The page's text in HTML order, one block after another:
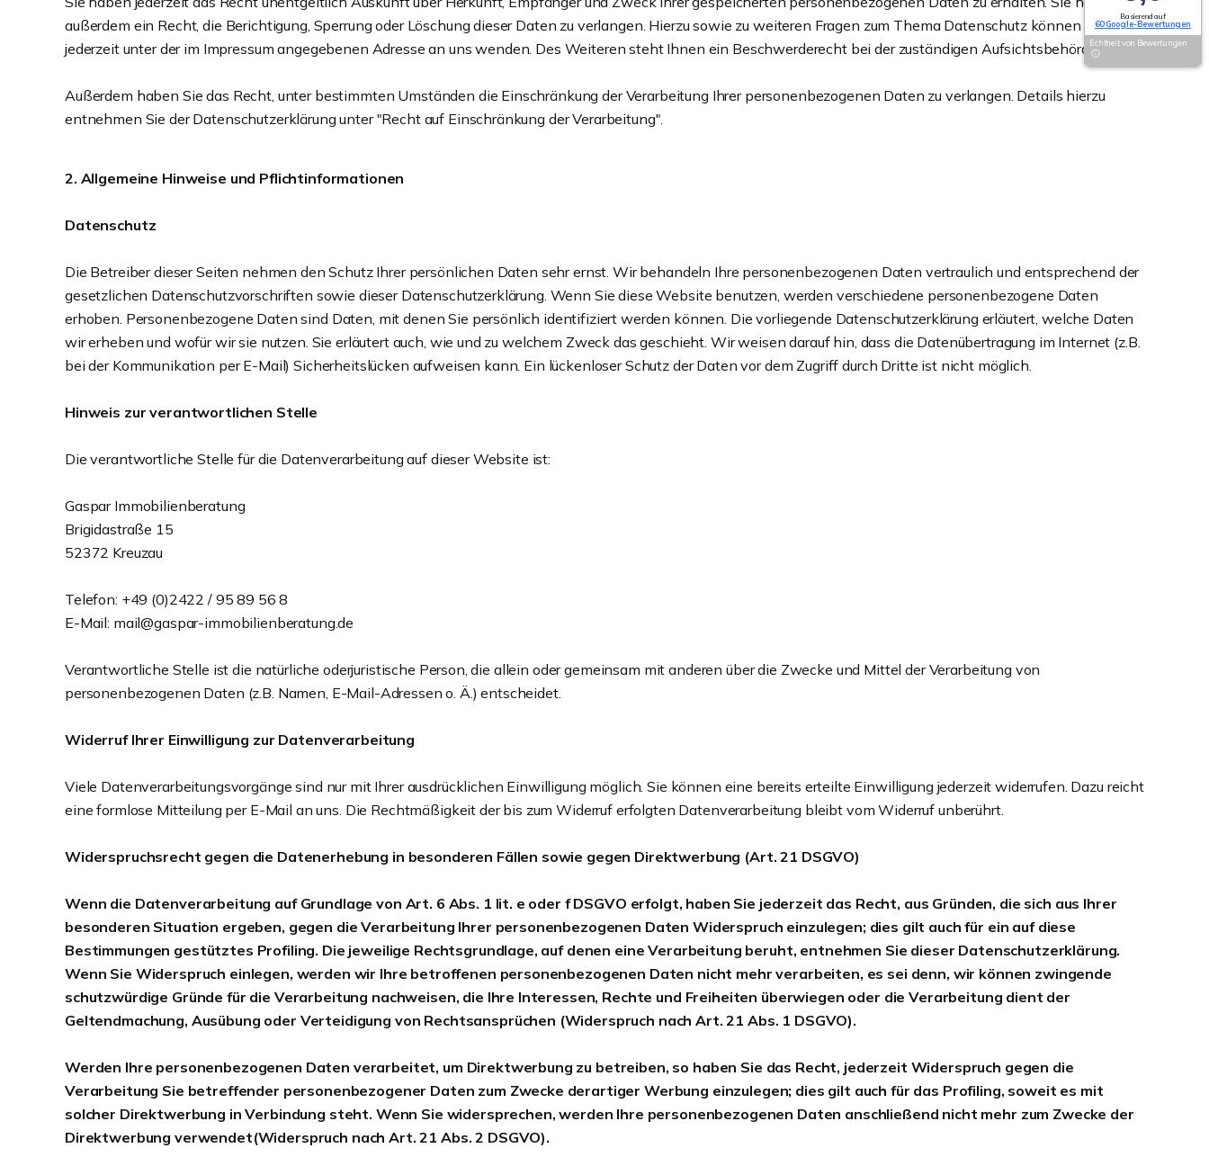
außerdem ein Recht, die Berichtigung, Sperrung oder Löschung dieser Daten zu verlangen. Hierzu sowie zu weiteren Fragen zum Thema Datenschutz können Sie sich
jederzeit unter der im Impressum angegebenen Adresse an uns wenden. Des Weiteren steht Ihnen ein Beschwerderecht bei der zuständigen Aufsichtsbehörde zu.
Außerdem haben Sie das Recht, unter bestimmten Umständen die Einschränkung der Verarbeitung Ihrer personenbezogenen Daten zu verlangen. Details hierzu
entnehmen Sie der Datenschutzerklärung unter "Recht auf Einschränkung der Verarbeitung".
2. Allgemeine Hinweise und Pflichtinformationen
Datenschutz
Die Betreiber dieser Seiten nehmen den Schutz Ihrer persönlichen Daten sehr ernst. Wir behandeln Ihre personenbezogenen Daten vertraulich und entsprechend der
gesetzlichen Datenschutzvorschriften sowie dieser Datenschutzerklärung. Wenn Sie diese Website benutzen, werden verschiedene personenbezogene Daten
erhoben. Personenbezogene Daten sind Daten, mit denen Sie persönlich identifiziert werden können. Die vorliegende Datenschutzerklärung erläutert, welche Daten
wir erheben und wofür wir sie nutzen. Sie erläutert auch, wie und zu welchem Zweck das geschieht. Wir weisen darauf hin, dass die Datenübertragung im Internet (z.B.
bei der Kommunikation per E-Mail) Sicherheitslücken aufweisen kann. Ein lückenloser Schutz der Daten vor dem Zugriff durch Dritte ist nicht möglich.
Hinweis zur verantwortlichen Stelle
Die verantwortliche Stelle für die Datenverarbeitung auf dieser Website ist:
Gaspar Immobilienberatung
Brigidastraße 15
52372 Kreuzau
Telefon: +49 (0)2422 / 95 89 56 8
E-Mail: mail@gaspar-immobilienberatung.de
Verantwortliche Stelle ist die natürliche oderjuristische Person, die allein oder gemeinsam mit anderen über die Zwecke und Mittel der Verarbeitung von
personenbezogenen Daten (z.B. Namen, E-Mail-Adressen o. Ä.) entscheidet.
Widerruf Ihrer Einwilligung zur Datenverarbeitung
Viele Datenverarbeitungsvorgänge sind nur mit Ihrer ausdrücklichen Einwilligung möglich. Sie können eine bereits erteilte Einwilligung jederzeit widerrufen. Dazu reicht
eine formlose Mitteilung per E-Mail an uns. Die Rechtmäßigkeit der bis zum Widerruf erfolgten Datenverarbeitung bleibt vom Widerruf unberührt.
Widerspruchsrecht gegen die Datenerhebung in besonderen Fällen sowie gegen Direktwerbung (Art. 21 DSGVO)
Wenn die Datenverarbeitung auf Grundlage von Art. 6 Abs. 1 lit. e oder f DSGVO erfolgt, haben Sie jederzeit das Recht, aus Gründen, die sich aus Ihrer
besonderen Situation ergeben, gegen die Verarbeitung Ihrer personenbezogenen Daten Widerspruch einzulegen; dies gilt auch für ein auf diese
Bestimmungen gestütztes Profiling. Die jeweilige Rechtsgrundlage, auf denen eine Verarbeitung beruht, entnehmen Sie dieser Datenschutzerklärung.
Wenn Sie Widerspruch einlegen, werden wir Ihre betroffenen personenbezogenen Daten nicht mehr verarbeiten, es sei denn, wir können zwingende
schutzwürdige Gründe für die Verarbeitung nachweisen, die Ihre Interessen, Rechte und Freiheiten überwiegen oder die Verarbeitung dient der
Geltendmachung, Ausübung oder Verteidigung von Rechtsansprüchen (Widerspruch nach Art. 21 Abs. 1 DSGVO).
Werden Ihre personenbezogenen Daten verarbeitet, um Direktwerbung zu betreiben, so haben Sie das Recht, jederzeit Widerspruch gegen die
Verarbeitung Sie betreffender personenbezogener Daten zum Zwecke derartiger Werbung einzulegen; dies gilt auch für das Profiling, soweit es mit
solcher Direktwerbung in Verbindung steht. Wenn Sie widersprechen, werden Ihre personenbezogenen Daten anschließend nicht mehr zum Zwecke der
Direktwerbung verwendet(Widerspruch nach Art. 21 Abs. 2 DSGVO).
Basierend auf
60 Google-Bewertungen
Echtheit von Bewertungen